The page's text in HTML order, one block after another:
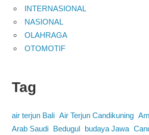
INTERNASIONAL
NASIONAL
OLAHRAGA
OTOMOTIF
Tag
air terjun Bali Air Terjun Candikuning
Arab Saudi
Bedugul budaya Jawa